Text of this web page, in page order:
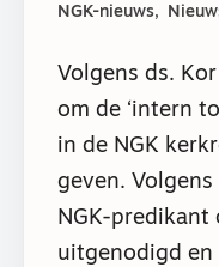
NGK-nieuws
Volgens ds.
om de ‘intern
in de NGK
geven.
NGK-predikant
uitgenodigd en